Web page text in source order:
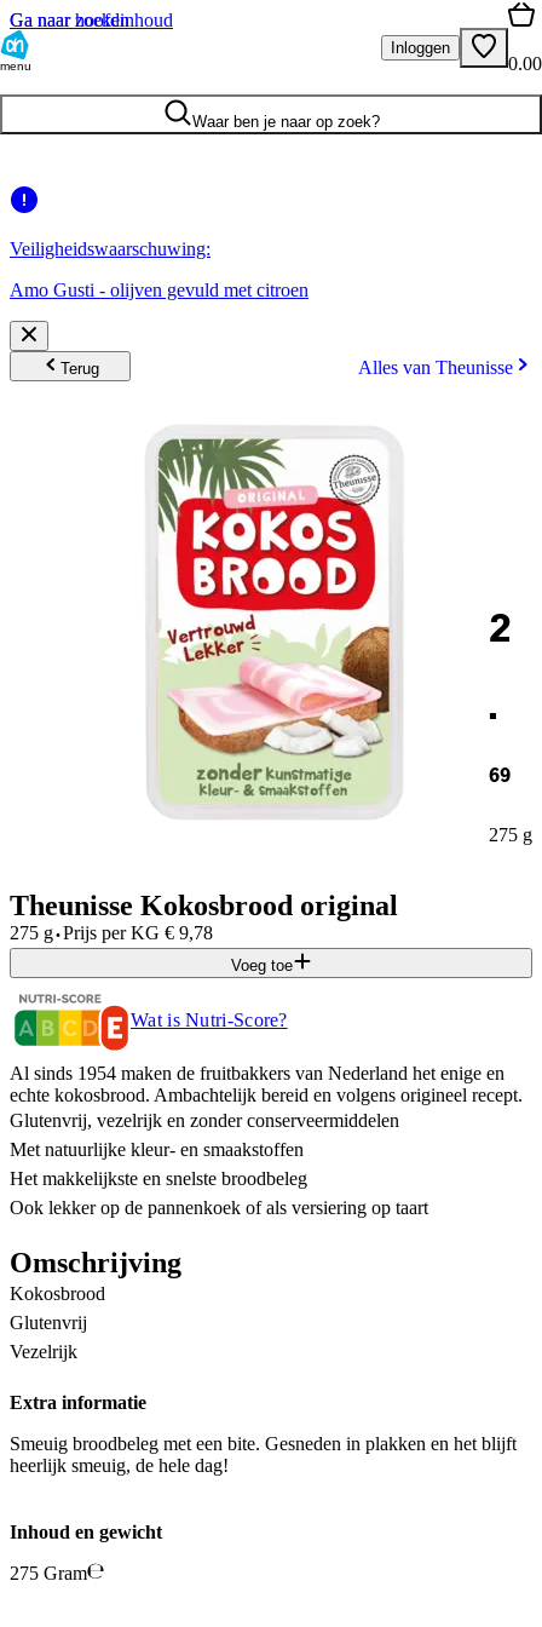
Ga naar hoofdinhoud
Ga naar zoeken
menu
Inloggen
0.00
Waar ben je naar op zoek?
Veiligheidswaarschuwing:
Amo Gusti - olijven gevuld met citroen
Terug Alles van Theunisse
2
.
69
275 g
Theunisse Kokosbrood original
275 g·Prijs per KG € 9,78
Voeg toe
Wat is Nutri-Score?
Al sinds 1954 maken de fruitbakkers van Nederland het enige en
echte kokosbrood. Ambachtelijk bereid en volgens origineel recept.
Glutenvrij, vezelrijk en zonder conserveermiddelen
Met natuurlijke kleur- en smaakstoffen
Het makkelijkste en snelste broodbeleg
Ook lekker op de pannenkoek of als versiering op taart
Omschrijving
Kokosbrood
Glutenvrij
Vezelrijk
Extra informatie
Smeuig broodbeleg met een bite. Gesneden in plakken en het blijft
heerlijk smeuig, de hele dag!
Inhoud en gewicht
275 Gram